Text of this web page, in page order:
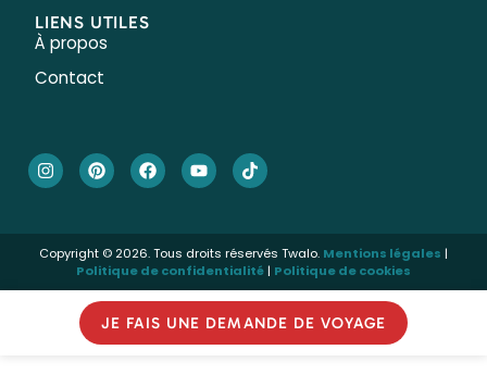
LIENS UTILES
À propos
Contact
Copyright © 2026. Tous droits réservés Twalo. Mentions légales |
Politique de confidentialité| Politique de cookies
JE FAIS UNE DEMANDE DE VOYAGE